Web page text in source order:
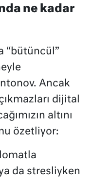
ne kadar
“bütüncül”
Ancak
dijital
altını
özetliyor:
da stresliyken